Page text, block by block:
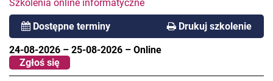
Szkolenia online informatyczne
Dostępne terminy Drukuj szkolenie
24-08-2026 – 25-08-2026 – Online
Zgłoś się